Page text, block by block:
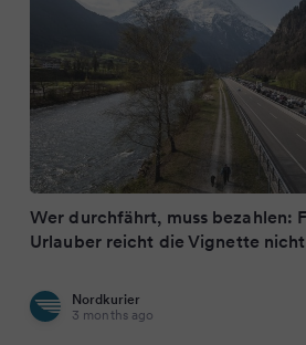
Wer durchfährt, muss bezahlen:
Urlauber reicht die Vignette nicht
Nordkurier
3 months ago